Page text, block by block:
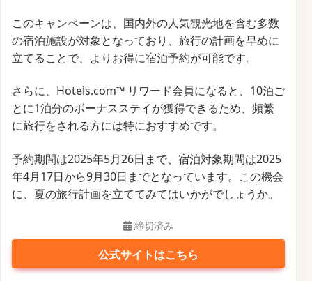
このキャンペーンは、国内外の人気観光地を含む多数
の宿泊施設が対象となっており、旅行の計画を早めに
立てることで、よりお得に宿泊予約が可能です。
さらに、Hotels.com™ リワード会員になると、10泊ご
とに1泊分のボーナスステイが獲得できるため、頻繁
に旅行をされる方には特におすすめです。
予約期間は2025年5月26日まで、宿泊対象期間は2025
年4月17日から9月30日までとなっています。 この機会
に、夏の旅行計画を立ててみてはいかがでしょうか。
締切済み
公式サイトはこちら